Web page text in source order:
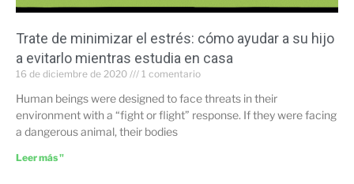
Trate de minimizar el estrés: cómo ayudar a su hijo
a evitarlo mientras estudia en casa
16 de diciembre de 2020 1 comentario
Human beings were designed to face threats in their
environment with a “fight or flight” response. If they were facing
a dangerous animal, their bodies
Leer más "